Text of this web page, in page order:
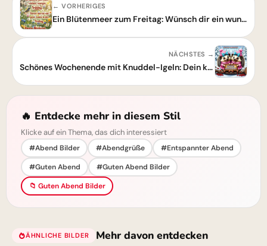
← VORHERIGES
Ein Blütenmeer zum Freitag: Wünsch dir ein wunderschönes Frühlingswochenende!
NÄCHSTES →
Schönes Wochenende mit Knuddel-Igeln: Dein kuscheliger Gruß am Wintermorgen
🔥 Entdecke mehr in diesem Stil
Klicke auf ein Thema, das dich interessiert
#Abend Bilder #Abendgrüße
#Entspannter Abend
#Guten Abend
#Guten Abend Bilder
📁 Guten Abend Bilder
ÄHNLICHE BILDER Mehr davon entdecken